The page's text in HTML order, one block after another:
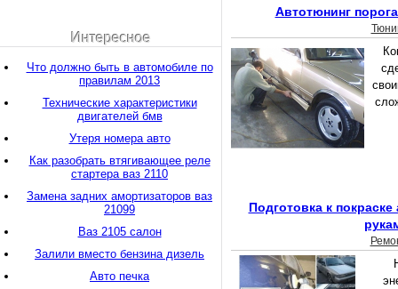
Автотюнинг
Подготовка к
Интересное
Что должно быть в автомобиле по
правилам 2013
Технические характеристики
двигателей бмв
Утеря номера авто
Как разобрать втягивающее реле
стартера ваз 2110
Замена задних амортизаторов ваз
21099
Ваз 2105 салон
Залили вместо бензина дизель
Авто печка